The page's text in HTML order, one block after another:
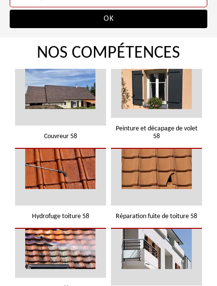
NOS COMPÉTENCES
Couvreur 58
Peinture et décapage de volet
58
Hydrofuge toiture 58 Réparation fuite de toiture 58